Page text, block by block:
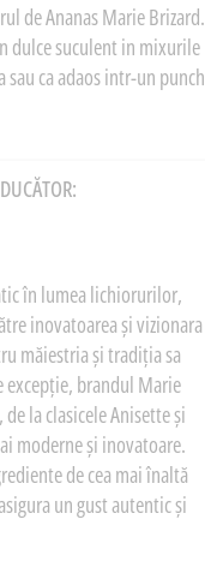
de Ananas Marie Brizard.
dulce suculent in mixurile
ca adaos intr-un punch
în lumea lichiorurilor,
inovatoarea și vizionara
măiestria și tradiția sa
brandul Marie
la clasicele Anisette și
moderne și inovatoare.
de cea mai înaltă
un gust autentic și